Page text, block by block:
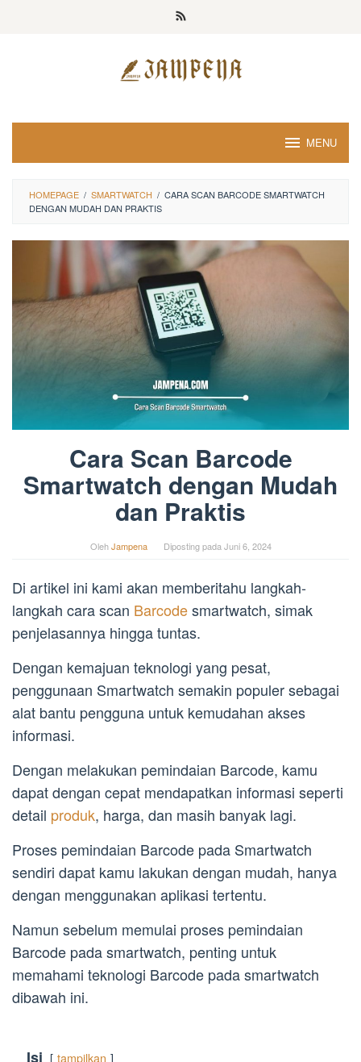
MENU
HOMEPAGE / SMARTWATCH / CARA SCAN BARCODE SMARTWATCH
DENGAN MUDAH DAN PRAKTIS
Cara Scan Barcode
Smartwatch dengan Mudah
dan Praktis
OlehJampena Diposting pada Juni 6, 2024
Di artikel ini kami akan memberitahu langkah-
langkah cara scan Barcodesmartwatch, simak
penjelasannya hingga tuntas.
Dengan kemajuan teknologi yang pesat,
penggunaan Smartwatch semakin populer sebagai
alat bantu pengguna untuk kemudahan akses
informasi.
Dengan melakukan pemindaian Barcode, kamu
dapat dengan cepat mendapatkan informasi seperti
detail produk, harga, dan masih banyak lagi.
Proses pemindaian Barcode pada Smartwatch
sendiri dapat kamu lakukan dengan mudah, hanya
dengan menggunakan aplikasi tertentu.
Namun sebelum memulai proses pemindaian
Barcode pada smartwatch, penting untuk
memahami teknologi Barcode pada smartwatch
dibawah ini.
Isi tampilkan